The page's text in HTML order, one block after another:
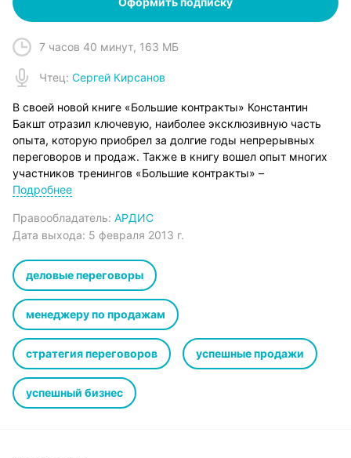
7 часов 40 минут, 163 МБ
Чтец: Сергей Кирсанов
В своей новой книге «Большие контракты» Константин
Бакшт отразил ключевую, наиболее эксклюзивную часть
опыта, которую приобрел за долгие годы непрерывных
переговоров и продаж. Также в книгу вошел опыт многих
участников тренингов «Большие контракты» –
руководителей продаж, директоров и владельцев
опыт самых сильных переговорщиков-практиков – и
больше ничего!
продажах любого уровня: от директоров компаний,
руководителей и собственников бизнеса (для которых она
будет ПОЛЕЗНЕЙШИМ ПРАКТИЧЕСКИМ РУКОВОДСТВОМ К
ДЕЙСТВИЮ) – до начинающих менеджеров по продажам
(пусть знают, куда им расти!).
•Спецтехнологии выхода на Клиентов
•Стратегия и тактика переговоров о цене
•«Отжим» Клиентов от конкурентов и защита своей
клиентской базы
Подробнее
Правообладатель: АРДИС
Дата выхода: 5 февраля 2013 г.
деловые переговоры
менеджеру по продажам
стратегия переговоров успешные продажи
успешный бизнес